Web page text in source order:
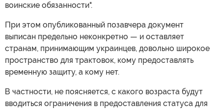
воинские обязанности".
При этом опубликованный позавчера документ
выписан предельно неконкретно — и оставляет
странам, принимающим украинцев, довольно широкое
пространство для трактовок, кому предоставлять
временную защиту, а кому нет.
В частности, не поясняется, с какого возраста будут
вводиться ограничения в предоставления статуса для